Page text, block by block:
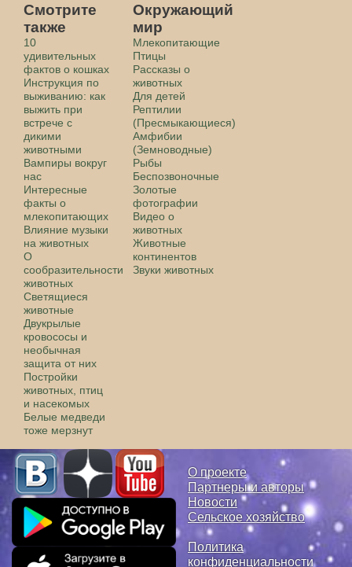
Смотрите
также
10
удивительных
фактов о кошках
Инструкция по
выживанию: как
выжить при
встрече с
дикими
животными
Вампиры вокруг
нас
Интересные
факты о
млекопитающих
Влияние музыки
на животных
О
сообразительности
животных
Светящиеся
животные
Двукрылые
кровососы и
необычная
защита от них
Постройки
животных, птиц
и насекомых
Белые медведи
тоже мерзнут
Окружающий
мир
Млекопитающие
Птицы
Рассказы о
животных
Для детей
Рептилии
(Пресмыкающиеся)
Амфибии
(Земноводные)
Рыбы
Беспозвоночные
Золотые
фотографии
Видео о
животных
Животные
континентов
Звуки животных
О проекте
Партнеры и авторы
Новости
Сельское хозяйство
Политика
конфиденциальности